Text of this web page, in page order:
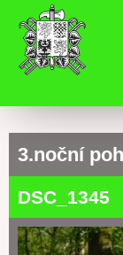
3.noční
DSC_1345